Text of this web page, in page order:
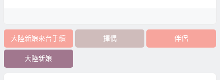
大陸新娘來台手續 擇偶 伴侶
大陸新娘